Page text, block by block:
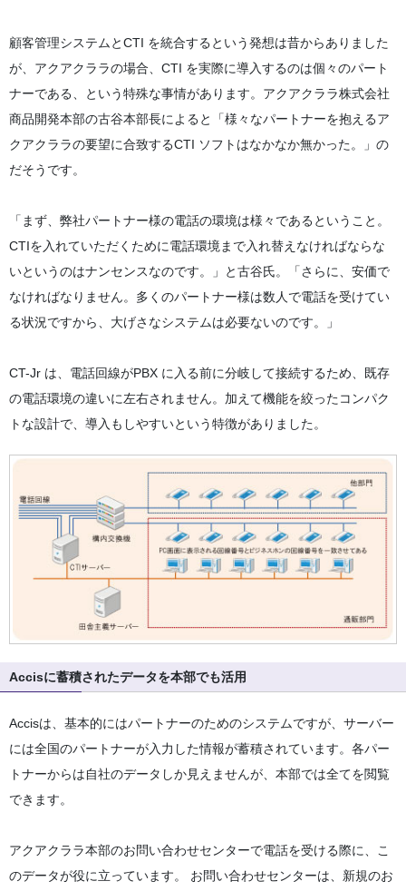
顧客管理システムとCTI を統合するという発想は昔からありました
が、アクアクララの場合、CTI を実際に導入するのは個々のパート
ナーである、という特殊な事情があります。アクアクララ株式会社
商品開発本部の古谷本部長によると「様々なパートナーを抱えるア
クアクララの要望に合致するCTI ソフトはなかなか無かった。」の
だそうです。
「まず、弊社パートナー様の電話の環境は様々であるということ。
CTIを入れていただくために電話環境まで入れ替えなければならな
いというのはナンセンスなのです。」と古谷氏。「さらに、安価で
なければなりません。多くのパートナー様は数人で電話を受けてい
る状況ですから、大げさなシステムは必要ないのです。」
CT-Jr は、電話回線がPBX に入る前に分岐して接続するため、既存
の電話環境の違いに左右されません。加えて機能を絞ったコンパク
トな設計で、導入もしやすいという特徴がありました。
Accisに蓄積されたデータを本部でも活用
Accisは、基本的にはパートナーのためのシステムですが、サーバー
には全国のパートナーが入力した情報が蓄積されています。各パー
トナーからは自社のデータしか見えませんが、本部では全てを閲覧
できます。
アクアクララ本部のお問い合わせセンターで電話を受ける際に、こ
のデータが役に立っています。 お問い合わせセンターは、新規のお